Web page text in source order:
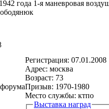
года 1-я маневровая
Регистрация: 07.01.2008
Адрес: москва
Возраст: 73
Призыв: 1970-1980
Место службы: ктпо
Выставка наград